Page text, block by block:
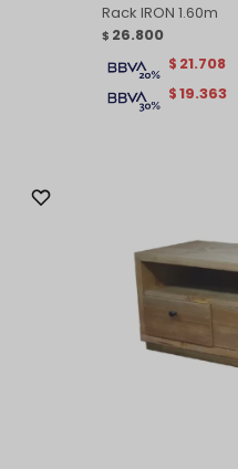
Rack IRON 1.60m
$ 26.800
$19.363
$ 21.708